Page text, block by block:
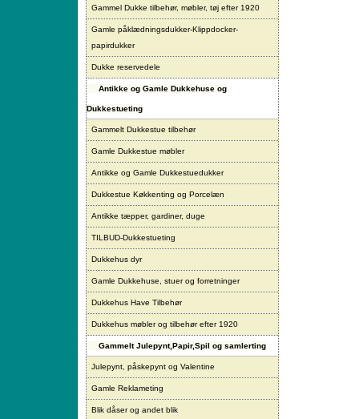
Gammel Dukke tilbehør, møbler, tøj efter 1920
Gamle påklædningsdukker-Klippdocker-
papirdukker
Dukke reservedele
Antikke og Gamle Dukkehuse og
Dukkestueting
Gammelt Dukkestue tilbehør
Gamle Dukkestue møbler
Antikke og Gamle Dukkestuedukker
Dukkestue Køkkenting og Porcelæn
Antikke tæpper, gardiner, duge
TILBUD-Dukkestueting
Dukkehus dyr
Gamle Dukkehuse, stuer og forretninger
Dukkehus Have Tilbehør
Dukkehus møbler og tilbehør efter 1920
Gammelt Julepynt,Papir,Spil og samlerting
Julepynt, påskepynt og Valentine
Gamle Reklameting
Blik dåser og andet blik